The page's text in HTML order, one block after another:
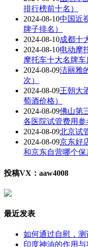
排行榜前十名）
2024-08-10中国近
牌子排名）
2024-08-10成都十
2024-08-10电动摩
摩托车十大名牌车
2024-08-09洁丽雅
次）
2024-08-09王朝大
萄酒价格）
2024-08-09佛山第
各医院试管费用参
2024-08-09北京试
2024-08-09京东好
和京东自营哪个保
投稿VX：aaw4008
最近发表
如何通过自慰，测
印度神油的作用与